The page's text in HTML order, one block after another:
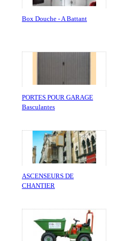
Box Douche - A Battant
PORTES POUR GARAGE
Basculantes
ASCENSEURS DE
CHANTIER